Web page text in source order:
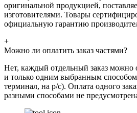
оригинальной продукцией,
изготовителями. Товары
официальную гарантию
+
Можно ли оплатить заказ частями?
Нет, каждый отдельный заказ можно
и только одним выбранным способом
терминал, на р/с). Оплата одного
разными способами не